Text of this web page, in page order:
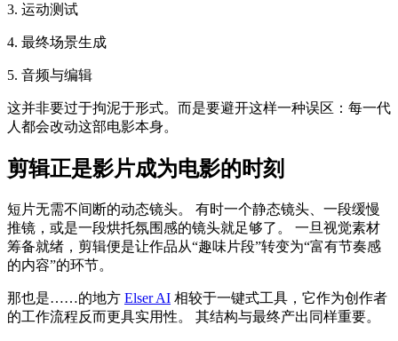
3. 运动测试
4. 最终场景生成
5. 音频与编辑
这并非要过于拘泥于形式。而是要避开这样一种误区：每一代
人都会改动这部电影本身。
剪辑正是影片成为电影的时刻
短片无需不间断的动态镜头。 有时一个静态镜头、一段缓慢
推镜，或是一段烘托氛围感的镜头就足够了。 一旦视觉素材
筹备就绪，剪辑便是让作品从“趣味片段”转变为“富有节奏感
的内容”的环节。
那也是……的地方 Elser AI 相较于一键式工具，它作为创作者
的工作流程反而更具实用性。 其结构与最终产出同样重要。